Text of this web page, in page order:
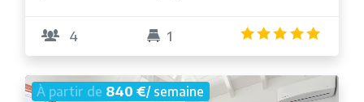
4 1
À partir de 840 €/ semaine